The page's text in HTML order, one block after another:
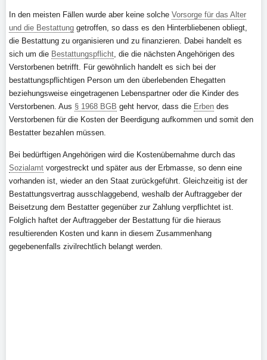
In den meisten Fällen wurde aber keine solche Vorsorge für das Alter
und die Bestattung getroffen, so dass es den Hinterbliebenen obliegt,
die Bestattung zu organisieren und zu finanzieren. Dabei handelt es
sich um die Bestattungspflicht, die die nächsten Angehörigen des
Verstorbenen betrifft. Für gewöhnlich handelt es sich bei der
bestattungspflichtigen Person um den überlebenden Ehegatten
beziehungsweise eingetragenen Lebenspartner oder die Kinder des
Verstorbenen. Aus § 1968 BGB geht hervor, dass die Erben des
Verstorbenen für die Kosten der Beerdigung aufkommen und somit den
Bestatter bezahlen müssen.
Bei bedürftigen Angehörigen wird die Kostenübernahme durch das
Sozialamt vorgestreckt und später aus der Erbmasse, so denn eine
vorhanden ist, wieder an den Staat zurückgeführt. Gleichzeitig ist der
Bestattungsvertrag ausschlaggebend, weshalb der Auftraggeber der
Beisetzung dem Bestatter gegenüber zur Zahlung verpflichtet ist.
Folglich haftet der Auftraggeber der Bestattung für die hieraus
resultierenden Kosten und kann in diesem Zusammenhang
gegebenenfalls zivilrechtlich belangt werden.